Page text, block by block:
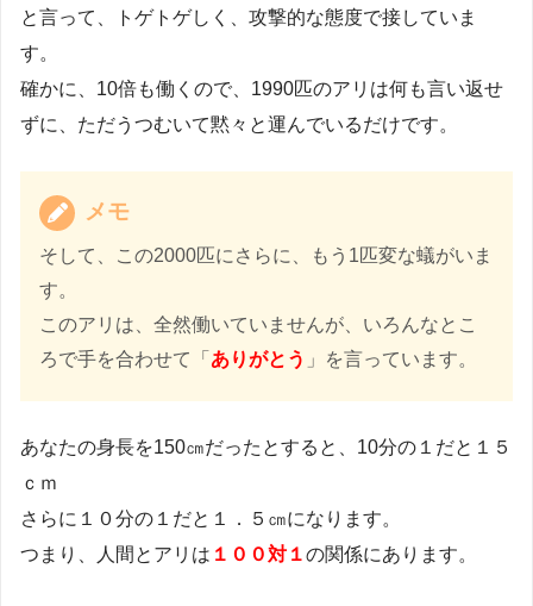
と言って、トゲトゲしく、攻撃的な態度で接していま
す。
確かに、10倍も働くので、1990匹のアリは何も言い返せ
ずに、ただうつむいて黙々と運んでいるだけです。
メモ
そして、この2000匹にさらに、もう1匹変な蟻がいま
す。
このアリは、全然働いていませんが、いろんなとこ
ろで手を合わせて「 ありがとう 」を言っています。
あなたの身長を150㎝だったとすると、10分の１だと１５
ｃｍ
さらに１０分の１だと１．５㎝になります。
つまり、人間とアリは １００対１の関係にあります。